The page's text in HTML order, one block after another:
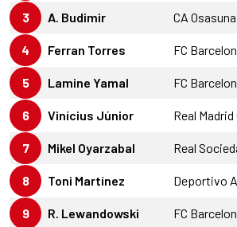
3 A. Budimir CA Osasuna
4 Ferran Torres FC
5 Lamine Yamal FC
6 Vinícius Júnior Real Madrid
7 Mikel Oyarzabal Real
8 Toni Martínez Deportivo
9 R. Lewandowski FC